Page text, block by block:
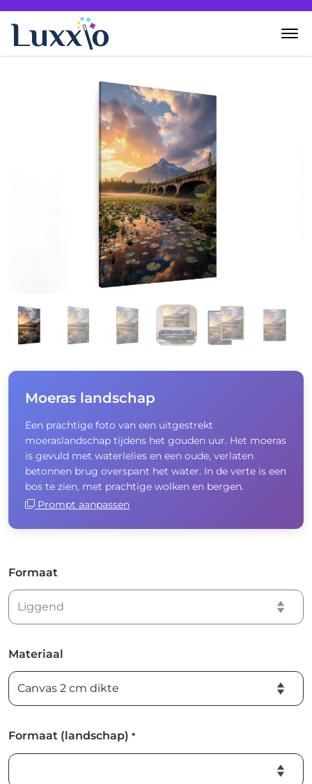
Moeras landschap
Een prachtige foto van een uitgestrekt
moeraslandschap tijdens het gouden uur. Het moeras
is gevuld met waterlelies en een oude, verlaten
betonnen brug overspant het water. In de verte is een
bos te zien, met prachtige wolken en bergen.
Prompt aanpassen
Formaat
Materiaal
Formaat (landschap) *